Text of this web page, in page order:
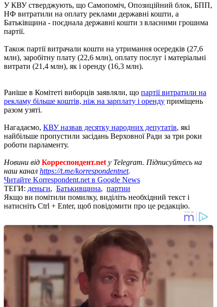
У КВУ стверджують, що Самопоміч, Опозиційний блок, БПП,
НФ витратили на оплату реклами державні кошти, а
Батьківщина - поєднала державні кошти з власними грошима
партії.
Також партії витрачали кошти на утримання осередків (27,6
млн), заробітну плату (22,6 млн), оплату послуг і матеріальні
витрати (21,4 млн), як і оренду (16,3 млн).
Раніше в Комітеті виборців заявляли, що партії витратили на
рекламу більше коштів, ніж на зарплату і оренду приміщень
разом узяті.
Нагадаємо, КВУ назвав десятку народних депутатів, які
найбільше пропустили засідань Верховної Ради за три роки
роботи парламенту.
Новини від Корреспондент.net у Telegram. Підписуйтесь на
наш канал https://t.me/korrespondentnet.
Читайте Korrespondent.net в Google News
ТЕГИ: деньги, Батькивщина, партии
Якщо ви помітили помилку, виділіть необхідний текст і
натисніть Ctrl + Enter, щоб повідомити про це редакцію.